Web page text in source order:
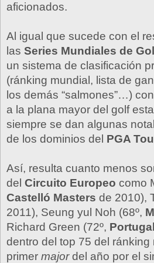
aficionados.
Al igual que sucede con el
las Series Mundiales de
un sistema de clasificación
(ránking mundial, lista de
los demás “salmones”…)
a la plana mayor del golf
siempre se dan algunas
de los dominios del PGA
Así, resulta cuanto menos
del Circuito Europeo como
Castelló Masters de 2010),
2011), Seung yul Noh (68º,
Richard Green (72º,
dentro del top 75 del
primer majordel año por el